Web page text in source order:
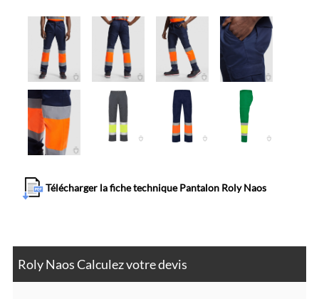
Télécharger la fiche technique Pantalon Roly Naos
Roly Naos Calculez votre devis